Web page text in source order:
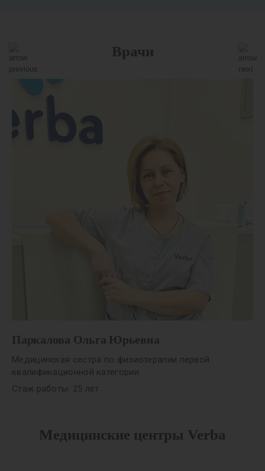
Врачи
Паркалова Ольга Юрьевна
Медицинская сестра по физиотерапии первой
квалификационной категории
Стаж работы: 25 лет
Медицинские центры Verba